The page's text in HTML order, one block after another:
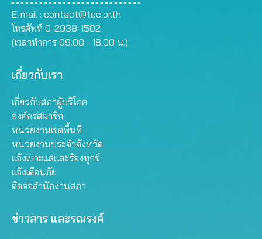
E-mail : contact@tcc.or.th
โทรศัพท์ 0-2938-1502
(เวลาทำการ 09.00 - 18.00 น.)
เกี่ยวกับเรา
เกี่ยวกับสภาผู้บริโภค
องค์กรสมาชิก
หน่วยงานเขตพื้นที่
หน่วยงานประจำจังหวัด
แจ้งเบาะแสและร้องทุกข์
แจ้งเตือนภัย
ติดต่อสำนักงานสภา
ข่าวสาร และรณรงค์